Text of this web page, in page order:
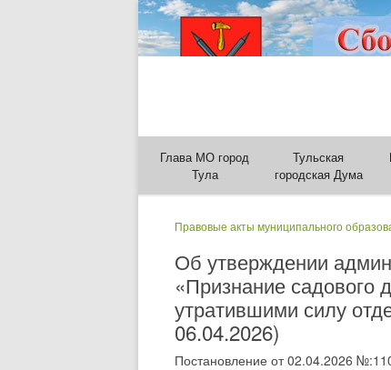
Глава МО город
Тула
Тульская
городская Дума
Правовые акты муниципального
Об утверждении
«Признание
утратившими силу
06.04.2026)
Постановление от 02.04.2026